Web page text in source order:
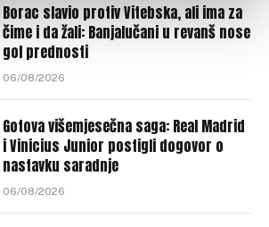
Borac slavio protiv Vitebska, ali ima za
čime i da žali: Banjalučani u revanš nose
gol prednosti
06/08/2026
Gotova višemjesečna saga: Real Madrid
i Vinicius Junior postigli dogovor o
nastavku saradnje
06/08/2026